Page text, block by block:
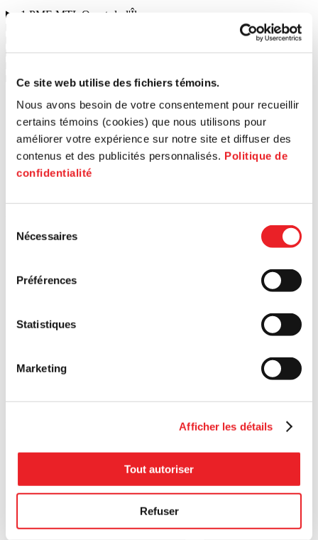
Ce site web utilise des fichiers témoins.
Nous avons besoin de votre consentement pour recueillir
certains témoins (cookies) que nous utilisons pour
améliorer votre expérience sur notre site et diffuser des
contenus et des publicités personnalisés. Politique de
confidentialité
Nécessaires
Préférences
Statistiques
Marketing
Afficher les détails
Tout autoriser
Refuser
1 PME MTL Ouest-de-l'Île
4 PME MTL Centre-Ville
6 PME MTL Est-de-l'Île
Subscribe